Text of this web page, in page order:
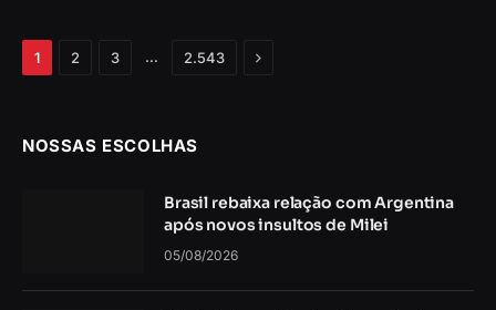
1 2 3 … 2.543 Próximo
NOSSAS ESCOLHAS
Brasil rebaixa relação com Argentina
após novos insultos de Milei
05/08/2026